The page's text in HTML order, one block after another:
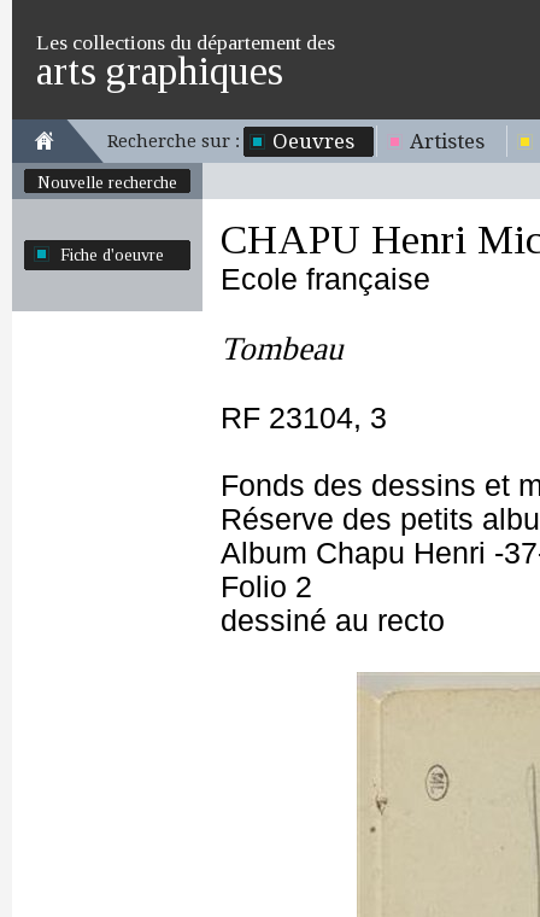
Les collections du département des
arts graphiques
Recherche sur : Oeuvres Artistes
Nouvelle recherche
Fiche d'oeuvre CHAPU Henri
Ecole française
Tombeau
RF 23104, 3
Fonds des dessins et
Réserve des petits
Album Chapu Henri -
Folio 2
dessiné au recto